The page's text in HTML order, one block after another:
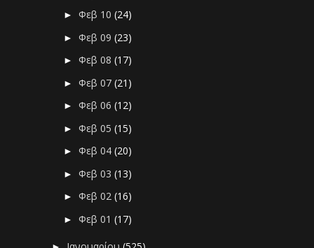
►Φεβ 10(24)
►Φεβ 09(23)
►Φεβ 08(17)
►Φεβ 07(21)
►Φεβ 06(12)
►Φεβ 05(15)
►Φεβ 04(20)
►Φεβ 03(13)
►Φεβ 02(16)
►Φεβ 01(17)